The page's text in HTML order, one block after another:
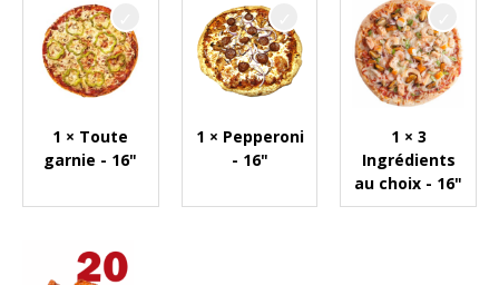
1 × Toute
garnie - 16"
1 × Pepperoni
- 16"
1 × 3
Ingrédients
au choix - 16"